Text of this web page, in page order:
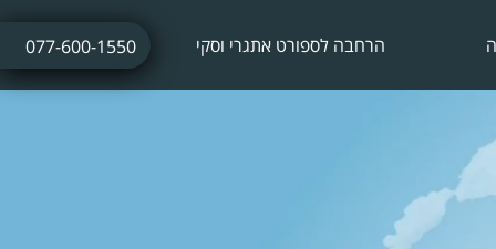
הרחבה לספורט אתגרי וסקי
ביטוח חו"ל לתחרויות ספורט
077-600-1550